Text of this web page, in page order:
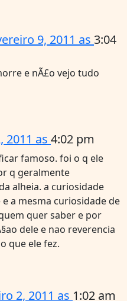
9, 2011 as 3:04
e nÃ£o vejo tudo
2011 as 4:02 pm
famoso. foi o q ele
q geralmente
alheia. a curiosidade
a mesma curiosidade de
quer saber e por
dele e nao reverencia
que ele fez.
2, 2011 as 1:02 am